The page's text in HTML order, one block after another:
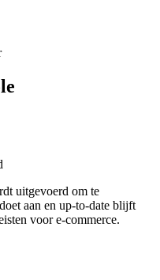
uitgevoerd om te
aan en up-to-date blijft
voor e-commerce.